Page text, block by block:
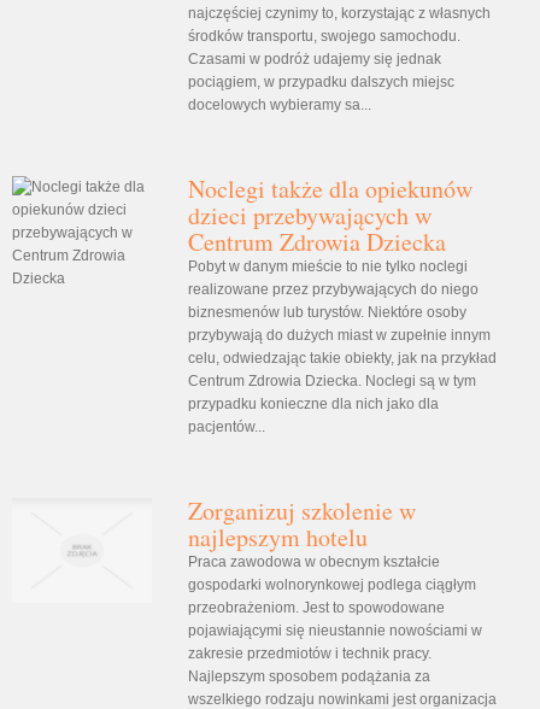
najczęściej czynimy to, korzystając z własnych
środków transportu, swojego samochodu.
Czasami w podróż udajemy się jednak
pociągiem, w przypadku dalszych miejsc
docelowych wybieramy sa...
Noclegi także dla opiekunów
dzieci przebywających w
Centrum Zdrowia Dziecka
Pobyt w danym mieście to nie tylko noclegi
realizowane przez przybywających do niego
biznesmenów lub turystów. Niektóre osoby
przybywają do dużych miast w zupełnie innym
celu, odwiedzając takie obiekty, jak na przykład
Centrum Zdrowia Dziecka. Noclegi są w tym
przypadku konieczne dla nich jako dla
pacjentów...
Zorganizuj szkolenie w
najlepszym hotelu
Praca zawodowa w obecnym kształcie
gospodarki wolnorynkowej podlega ciągłym
przeobrażeniom. Jest to spowodowane
pojawiającymi się nieustannie nowościami w
zakresie przedmiotów i technik pracy.
Najlepszym sposobem podążania za
wszelkiego rodzaju nowinkami jest organizacja